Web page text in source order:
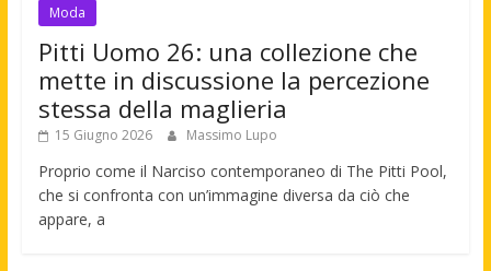
Moda
Pitti Uomo 26: una collezione che
mette in discussione la percezione
stessa della maglieria
15 Giugno 2026 Massimo Lupo
Proprio come il Narciso contemporaneo di The Pitti Pool,
che si confronta con un’immagine diversa da ciò che
appare, a